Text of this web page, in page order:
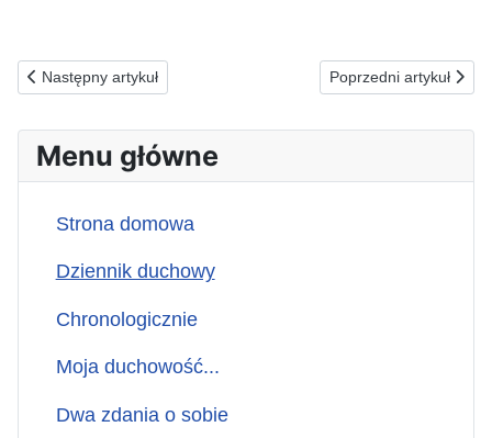
Poprzednia strona: 02.03.2025(n) ZA AROGANTÓW...
Następny artykuł Następna strona:
Poprzedni artykuł
Menu główne
Strona domowa
Dziennik duchowy
Chronologicznie
Moja duchowość...
Dwa zdania o sobie